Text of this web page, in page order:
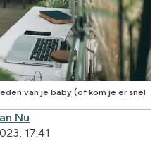
van je baby (of kom je er snel
Nu
17:41